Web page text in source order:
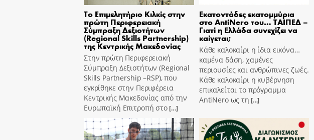
Το Επιμελητήριο Κιλκίς στην
πρώτη Περιφερειακή
Σύμπραξη Δεξιοτήτων
(Regional Skills Partnership)
της Κεντρικής Μακεδονίας
Στην πρώτη Περιφερειακή
Σύμπραξη Δεξιοτήτων (Regional
Skills Partnership –RSP), που
εγκρίθηκε στην Περιφέρεια
Κεντρικής Μακεδονίας από την
Ευρωπαϊκή Επιτροπή στο[…]
Εκατοντάδες εκατομμύρια
στο AntiNero του… ΤΑΙΠΕΔ –
Γιατί η Ελλάδα συνεχίζει να
καίγεται;
Κάθε καλοκαίρι η ίδια εικόνα…
καμένα δάση, χαμένες
περιουσίες και ανθρώπινες ζωές.
Κάθε καλοκαίρι η κυβέρνηση
επικαλείται το πρόγραμμα
AntiNero ως τη […]